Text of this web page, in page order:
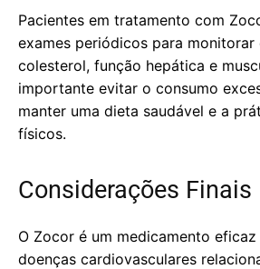
Pacientes em tratamento com
exames periódicos para monitorar
colesterol, função hepática e
importante evitar o consumo
manter uma dieta saudável e a
físicos.
Considerações Finais
O Zocor é um medicamento
doenças cardiovasculares